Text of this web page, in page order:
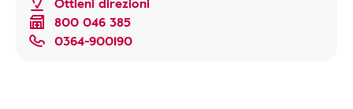
800 046 385
0364-900190